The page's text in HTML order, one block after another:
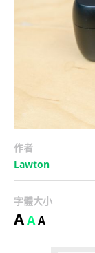
作者
Lawton
字體大小
AAA